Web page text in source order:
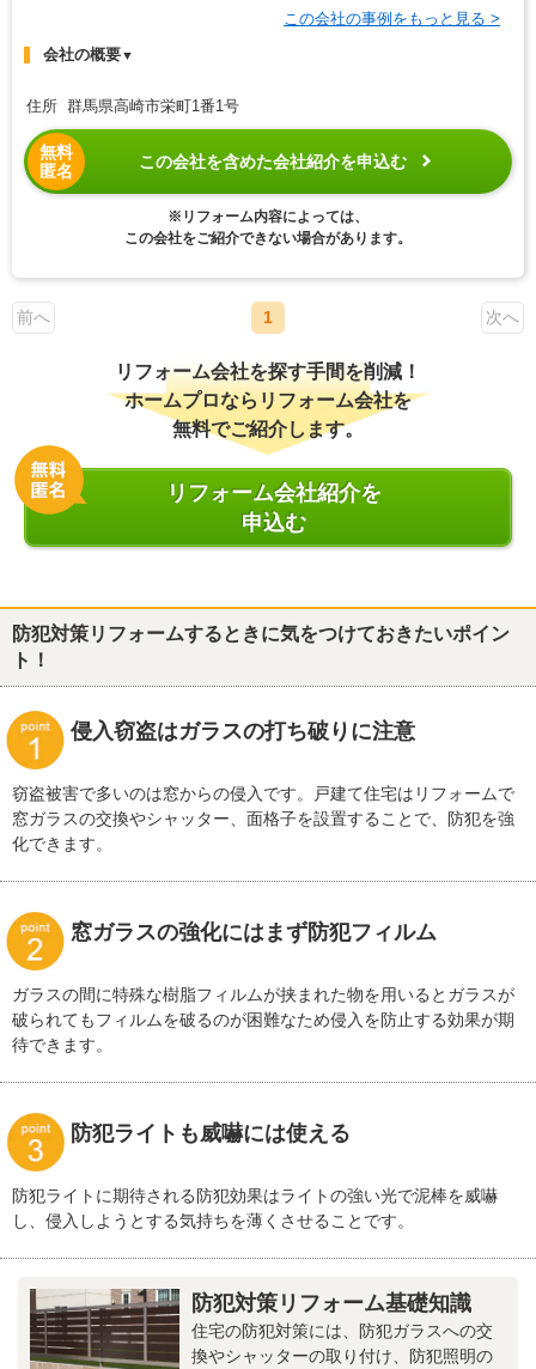
この会社の事例をもっと見る >
会社の概要▼
住所 群馬県高崎市栄町1番1号
無料
匿名
この会社を含めた会社紹介を申込む
※リフォーム内容によっては、
この会社をご紹介できない場合があります。
前へ 1 次へ
リフォーム会社を探す手間を削減！
ホームプロならリフォーム会社を
無料でご紹介します。
リフォーム会社紹介を
申込む
防犯対策リフォームするときに気をつけておきたいポイン
ト！
侵入窃盗はガラスの打ち破りに注意
窃盗被害で多いのは窓からの侵入です。戸建て住宅はリフォームで
窓ガラスの交換やシャッター、面格子を設置することで、防犯を強
化できます。
窓ガラスの強化にはまず防犯フィルム
ガラスの間に特殊な樹脂フィルムが挟まれた物を用いるとガラスが
破られてもフィルムを破るのが困難なため侵入を防止する効果が期
待できます。
防犯ライトも威嚇には使える
防犯ライトに期待される防犯効果はライトの強い光で泥棒を威嚇
し、侵入しようとする気持ちを薄くさせることです。
防犯対策リフォーム基礎知識
住宅の防犯対策には、防犯ガラスへの交
換やシャッターの取り付け、防犯照明の